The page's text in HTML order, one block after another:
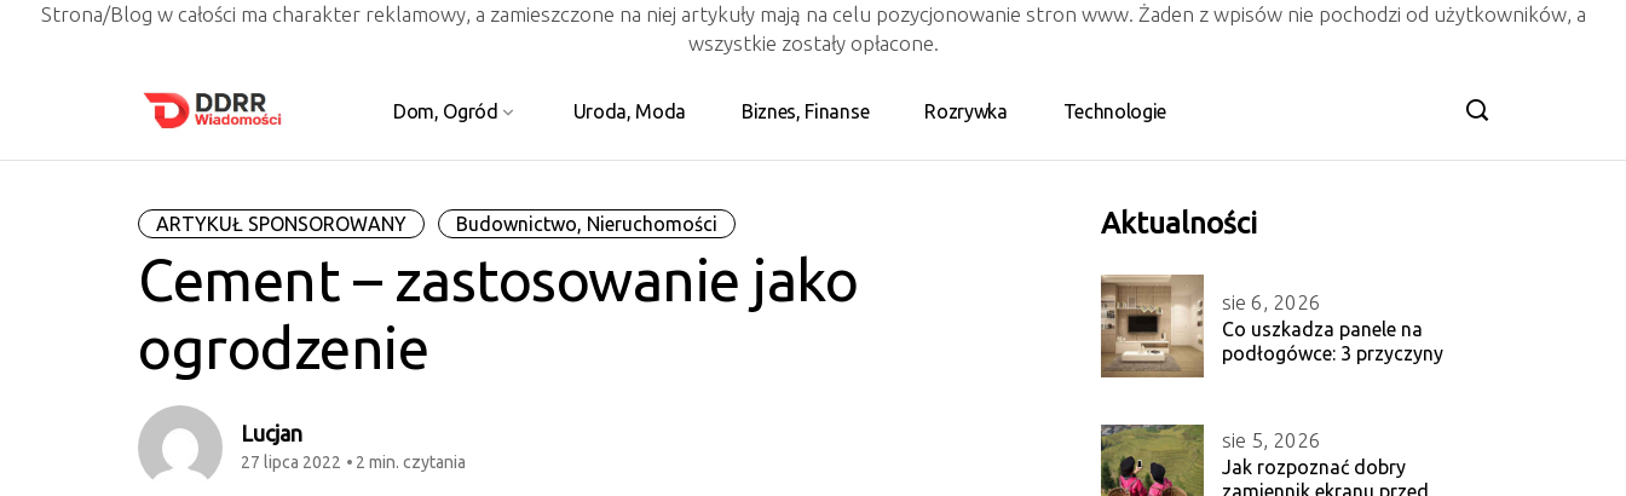
Strona/Blog w całości ma charakter reklamowy, a zamieszczone na niej artykuły mają na celu pozycjonowanie stron www. Żaden z wpisów nie pochodzi od użytkowników, a
wszystkie zostały opłacone.
Dom, Ogród Uroda, Moda Biznes, Finanse Rozrywka Technologie
ARTYKUŁ SPONSOROWANY Budownictwo, Nieruchomości
Cement – zastosowanie jako
ogrodzenie
Lucjan
27 lipca 2022 2 min. czytania
Aktualności
sie 6, 2026
Co uszkadza panele na
podłogówce: 3 przyczyny
sie 5, 2026
Jak rozpoznać dobry
zamiennik ekranu przed